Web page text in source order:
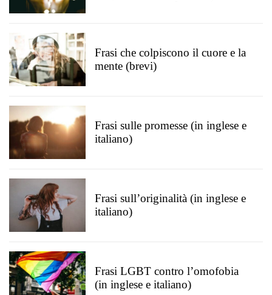
Frasi che colpiscono il cuore e la
mente (brevi)
Frasi sulle promesse (in inglese e
italiano)
Frasi sull’originalità (in inglese e
italiano)
Frasi LGBT contro l’omofobia
(in inglese e italiano)